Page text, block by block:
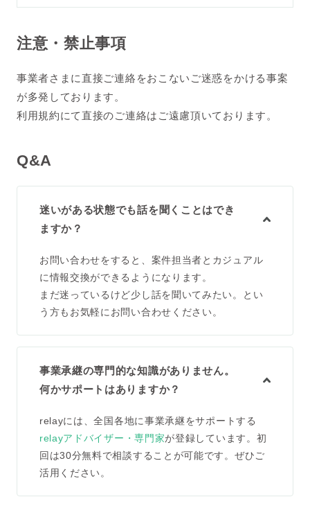
注意・禁止事項
事業者さまに直接ご連絡をおこないご迷惑をかける事案
が多発しております。
利用規約にて直接のご連絡はご遠慮頂いております。
Q&A
迷いがある状態でも話を聞くことはでき
ますか？
お問い合わせをすると、案件担当者とカジュアル
に情報交換ができるようになります。
まだ迷っているけど少し話を聞いてみたい。とい
う方もお気軽にお問い合わせください。
事業承継の専門的な知識がありません。
何かサポートはありますか？
relayには、全国各地に事業承継をサポートする
relayアドバイザー・専門家が登録しています。初
回は30分無料で相談することが可能です。ぜひご
活用ください。